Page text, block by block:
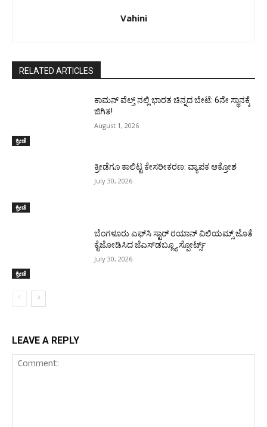
Vahini
RELATED ARTICLES
ಕ್ರೀಡೆ
ಕಾಮನ್ ವೆಲ್ತ್ ನಲ್ಲಿ ಭಾರತ ಚಿನ್ನದ ಬೇಟೆ: 6ನೇ ಸ್ಥಾನಕ್ಕೆ
ಜಿಗಿತ!
August 1, 2026
ಕ್ರೀಡೆ
ಕ್ರೀಡೆಗೂ ಕಾಲಿಟ್ಟ ಕೇಸರೀಕರಣ: ವ್ಯಾಪಕ ಆಕ್ರೋಶ
July 30, 2026
ಕ್ರೀಡೆ
ಬೆಂಗಳೂರು ಎಫ್‌ಸಿ ಸ್ಟಾರ್ ರಯಾನ್ ವಿಲಿಯಮ್ಸ್ ಜೊತೆ
ಕೈಜೋಡಿಸಿದ ಜೆಎಸ್‌ಡಬ್ಲ್ಯೂ ಸ್ಪೋರ್ಟ್ಸ್
July 30, 2026
LEAVE A REPLY